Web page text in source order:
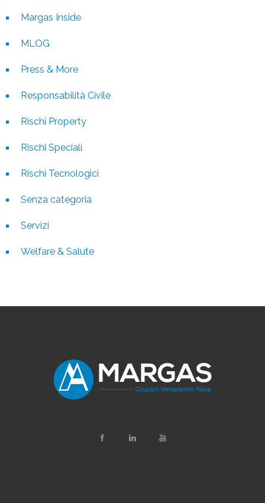
Margas Inside
MLOG
Press & More
Responsabilità Civile
Rischi Property
Rischi Speciali
Rischi Tecnologici
Senza categoria
Servizi
Welfare & Salute